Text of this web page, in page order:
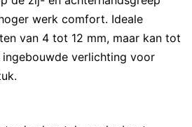
werk comfort. Ideale
van 4 tot 12 mm, maar kan tot
verlichting voor